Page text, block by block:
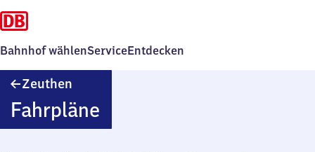
Bahnhof wählenServiceEntdecken
Zeuthen
Fahrpläne